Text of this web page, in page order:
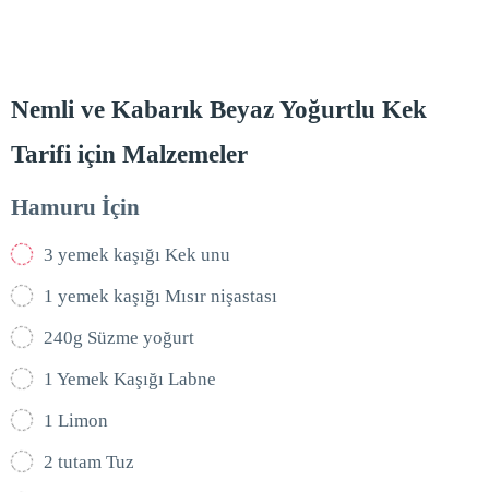
Nemli ve Kabarık Beyaz Yoğurtlu Kek
Tarifi için Malzemeler
Hamuru İçin
3 yemek kaşığı Kek unu
1 yemek kaşığı Mısır nişastası
240g Süzme yoğurt
1 Yemek Kaşığı Labne
1 Limon
2 tutam Tuz